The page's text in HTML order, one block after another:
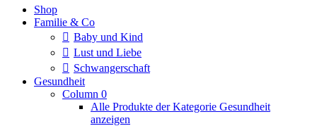
Shop
Familie & Co
Baby und Kind
Lust und Liebe
Schwangerschaft
Gesundheit
Column 0
Alle Produkte der Kategorie Gesundheit
anzeigen